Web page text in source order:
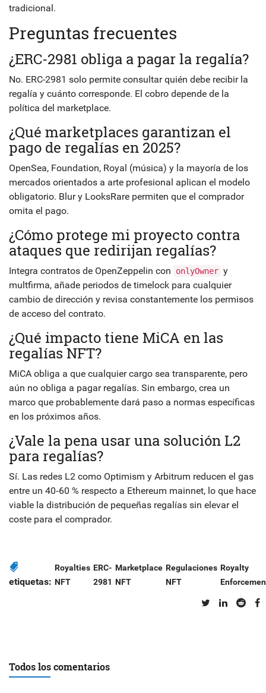
tradicional.
Preguntas frecuentes
¿ERC-2981 obliga a pagar la regalía?
No. ERC-2981 solo permite consultar quién debe recibir la
regalía y cuánto corresponde. El cobro depende de la
política del marketplace.
¿Qué marketplaces garantizan el
pago de regalías en 2025?
OpenSea, Foundation, Royal (música) y la mayoría de los
mercados orientados a arte profesional aplican el modelo
obligatorio. Blur y LooksRare permiten que el comprador
omita el pago.
¿Cómo protege mi proyecto contra
ataques que redirijan regalías?
Integra contratos de OpenZeppelin con onlyOwner y
multfirma, añade periodos de timelock para cualquier
cambio de dirección y revisa constantemente los permisos
de acceso del contrato.
¿Qué impacto tiene MiCA en las
regalías NFT?
MiCA obliga a que cualquier cargo sea transparente, pero
aún no obliga a pagar regalías. Sin embargo, crea un
marco que probablemente dará paso a normas específicas
en los próximos años.
¿Vale la pena usar una solución L2
para regalías?
Sí. Las redes L2 como Optimism y Arbitrum reducen el gas
entre un 40‑60 % respecto a Ethereum mainnet, lo que hace
viable la distribución de pequeñas regalías sin elevar el
coste para el comprador.
etiquetas:
Royalties
NFT
ERC-
2981
Marketplace
NFT
Regulaciones
NFT
Royalty
Todos los comentarios